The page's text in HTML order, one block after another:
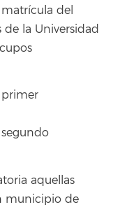
del
la Universidad
aquellas
municipio de